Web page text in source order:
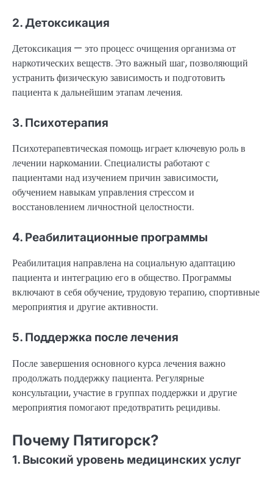
2. Детоксикация
Детоксикация — это процесс очищения организма от
наркотических веществ. Это важный шаг, позволяющий
устранить физическую зависимость и подготовить
пациента к дальнейшим этапам лечения.
3. Психотерапия
Психотерапевтическая помощь играет ключевую роль в
лечении наркомании. Специалисты работают с
пациентами над изучением причин зависимости,
обучением навыкам управления стрессом и
восстановлением личностной целостности.
4. Реабилитационные программы
Реабилитация направлена на социальную адаптацию
пациента и интеграцию его в общество. Программы
включают в себя обучение, трудовую терапию, спортивные
мероприятия и другие активности.
5. Поддержка после лечения
После завершения основного курса лечения важно
продолжать поддержку пациента. Регулярные
консультации, участие в группах поддержки и другие
мероприятия помогают предотвратить рецидивы.
Почему Пятигорск?
1. Высокий уровень медицинских услуг